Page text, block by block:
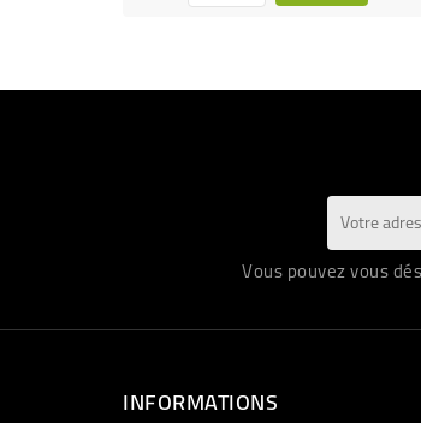
Vous pouvez vous
INFORMATIONS